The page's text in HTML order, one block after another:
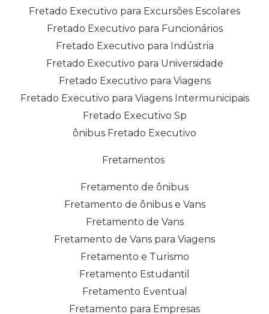
Fretado Executivo para Excursões Escolares
Fretado Executivo para Funcionários
Fretado Executivo para Indústria
Fretado Executivo para Universidade
Fretado Executivo para Viagens
Fretado Executivo para Viagens Intermunicipais
Fretado Executivo Sp
ônibus Fretado Executivo
Fretamentos
Fretamento de ônibus
Fretamento de ônibus e Vans
Fretamento de Vans
Fretamento de Vans para Viagens
Fretamento e Turismo
Fretamento Estudantil
Fretamento Eventual
Fretamento para Empresas